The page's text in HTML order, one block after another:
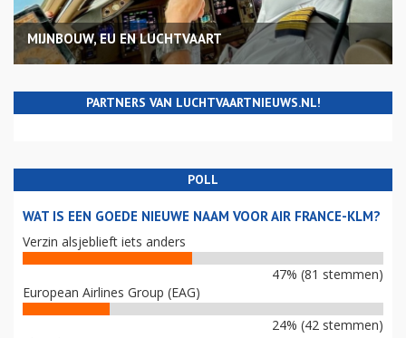
MIJNBOUW, EU EN LUCHTVAART
PARTNERS VAN LUCHTVAARTNIEUWS.NL!
POLL
WAT IS EEN GOEDE NIEUWE NAAM VOOR AIR FRANCE-KLM?
Verzin alsjeblieft iets anders
47% (81 stemmen)
European Airlines Group (EAG)
24% (42 stemmen)